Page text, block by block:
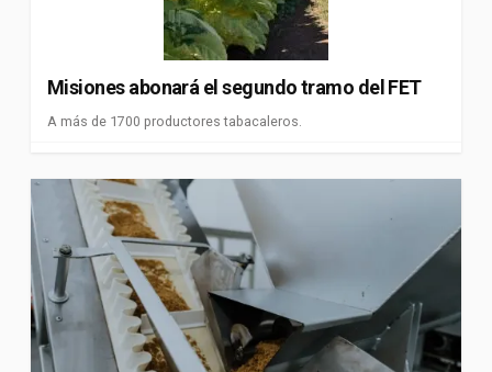
Misiones abonará el segundo tramo del FET
A más de 1700 productores tabacaleros.